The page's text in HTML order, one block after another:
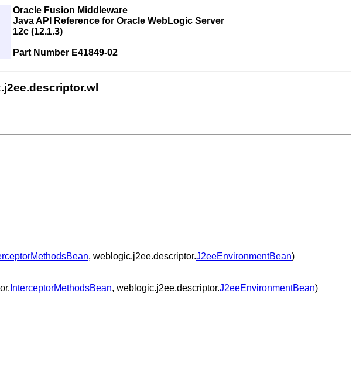
Oracle Fusion Middleware
Java API Reference for Oracle WebLogic Server
12c (12.1.3)
Part Number E41849-02
, weblogic.j2ee.descriptor.J2eeEnvironmentBean)
InterceptorMethodsBean, weblogic.j2ee.descriptor.J2eeEnvironmentBean)